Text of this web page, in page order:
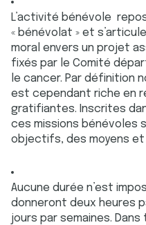
L’activité bénévole
« bénévolat » et
moral envers un projet
fixés par le Comité
le cancer. Par définition
est cependant riche en
gratifiantes. Inscrites
ces missions bénévoles
objectifs, des moyens et
Aucune durée n’est
donneront deux heures
jours par semaines.